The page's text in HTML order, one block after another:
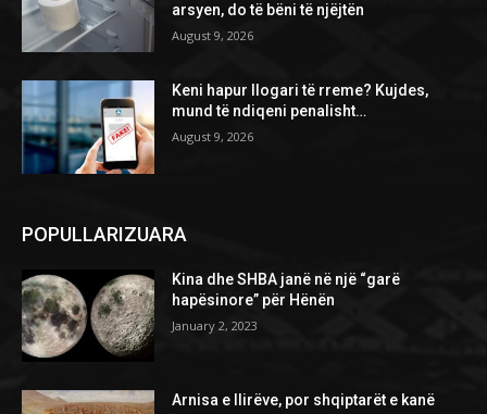
arsyen, do të bëni të njëjtën
August 9, 2026
Keni hapur llogari të rreme? Kujdes,
mund të ndiqeni penalisht…
August 9, 2026
POPULLARIZUARA
Kina dhe SHBA janë në një “garë
hapësinore” për Hënën
January 2, 2023
Arnisa e Ilirëve, por shqiptarët e kanë